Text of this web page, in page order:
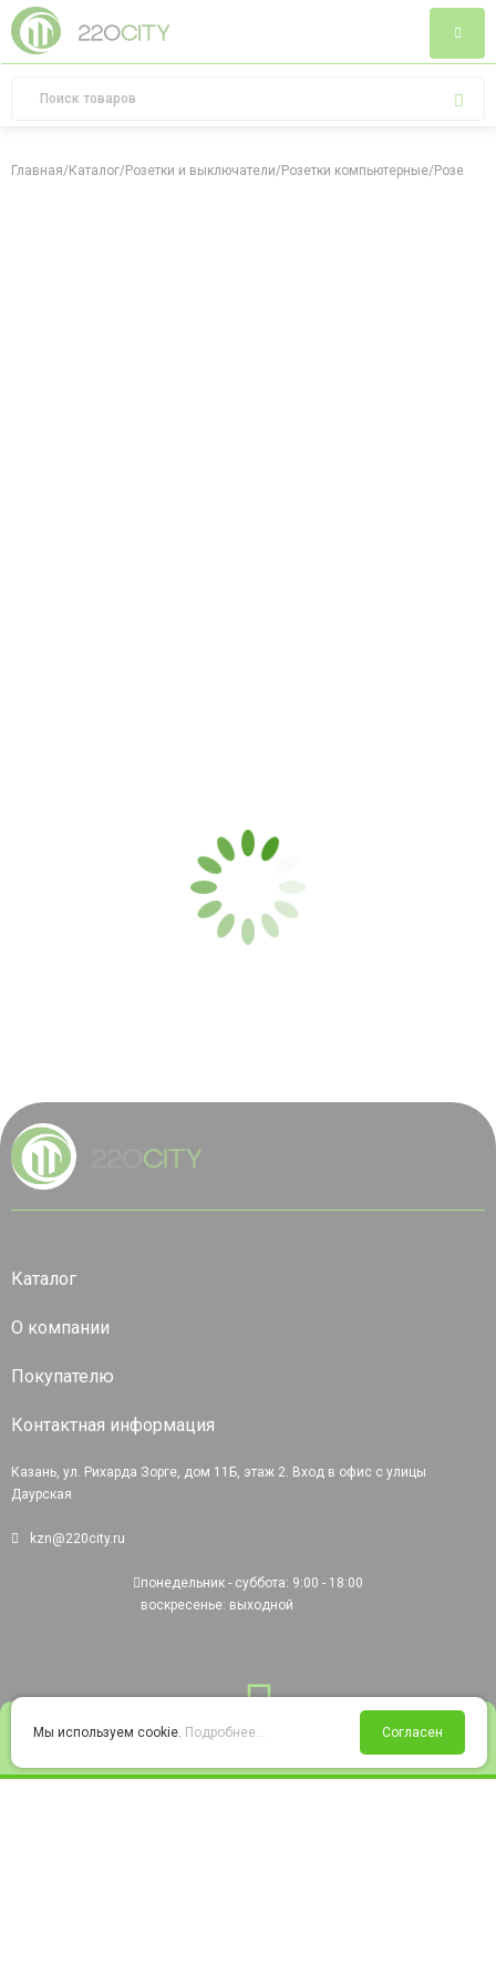
Войти Избранное Корзина
Главная/Каталог/Розетки и выключатели/Розетки компьютерные/Розетка
Каталог
О компании
Покупателю
Контактная информация
Казань, ул. Рихарда Зорге, дом 11Б, этаж 2. Вход в офис с улицы
Даурская
kzn@220city.ru
понедельник - суббота: 9:00 - 18:00
воскресенье: выходной
Мы используем cookie. Подробнее... Согласен